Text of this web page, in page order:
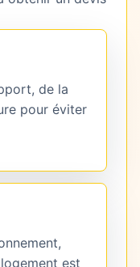
de la
pour éviter
est